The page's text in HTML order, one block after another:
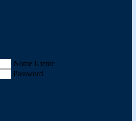
Nome Utente
Password